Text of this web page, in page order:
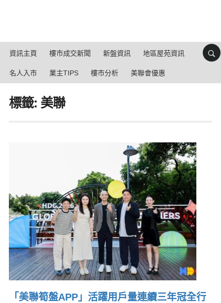
資訊主頁 樓市成交新聞 新盤資訊 地區屋苑資訊
名人入市 業主TIPS 樓市分析 美聯會優惠
標籤: 美聯
「美聯筍盤APP」活躍用戶量連續三年冠全行